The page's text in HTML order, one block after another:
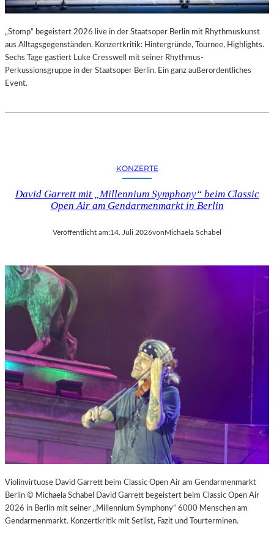
„Stomp“ begeistert 2026 live in der Staatsoper Berlin mit Rhythmuskunst
aus Alltagsgegenständen. Konzertkritik: Hintergründe, Tournee, Highlights.
Sechs Tage gastiert Luke Cresswell mit seiner Rhythmus-
Perkussionsgruppe in der Staatsoper Berlin. Ein ganz außerordentliches
Event.
KONZERTE
David Garrett mit „Millennium Symphony“ beim Classic
Open Air am Gendarmenmarkt in Berlin
Veröffentlicht am:14. Juli 2026vonMichaela Schabel
Violinvirtuose David Garrett beim Classic Open Air am Gendarmenmarkt
Berlin © Michaela Schabel David Garrett begeistert beim Classic Open Air
2026 in Berlin mit seiner „Millennium Symphony“ 6000 Menschen am
Gendarmenmarkt. Konzertkritik mit Setlist, Fazit und Tourterminen.